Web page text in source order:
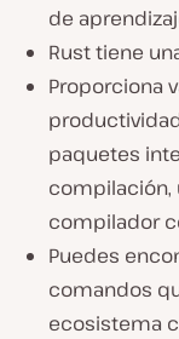
de
Rust tiene
Proporciona
paquetes
compilación,
compilador
Puedes
comandos
ecosistema